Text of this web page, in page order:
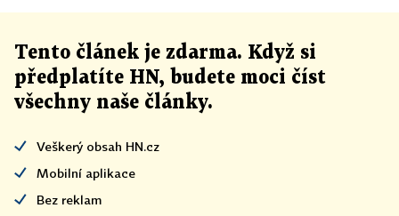
Tento článek je zdarma. Když si
předplatíte HN, budete moci číst
všechny naše články.
Veškerý obsah HN.cz
Mobilní aplikace
Bez reklam